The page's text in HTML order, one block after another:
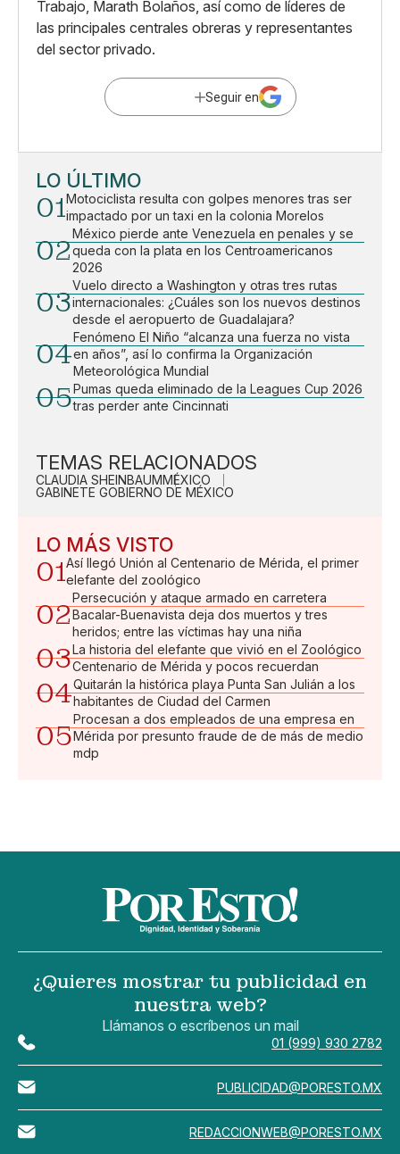
Trabajo, Marath Bolaños, así como de líderes de
las principales centrales obreras y representantes
del sector privado.
Seguir en
LO ÚLTIMO
01Motociclista resulta con golpes menores tras ser
impactado por un taxi en la colonia Morelos
02
México pierde ante Venezuela en penales y se
queda con la plata en los Centroamericanos
2026
03
Vuelo directo a Washington y otras tres rutas
internacionales: ¿Cuáles son los nuevos destinos
desde el aeropuerto de Guadalajara?
04
Fenómeno El Niño “alcanza una fuerza no vista
en años”, así lo confirma la Organización
Meteorológica Mundial
05Pumas queda eliminado de la Leagues Cup 2026
tras perder ante Cincinnati
TEMAS RELACIONADOS
CLAUDIA SHEINBAUMMÉXICO
GABINETE GOBIERNO DE MÉXICO
LO MÁS VISTO
01Así llegó Unión al Centenario de Mérida, el primer
elefante del zoológico
02
Persecución y ataque armado en carretera
Bacalar-Buenavista deja dos muertos y tres
heridos; entre las víctimas hay una niña
03La historia del elefante que vivió en el Zoológico
Centenario de Mérida y pocos recuerdan
04Quitarán la histórica playa Punta San Julián a los
habitantes de Ciudad del Carmen
05
Procesan a dos empleados de una empresa en
Mérida por presunto fraude de de más de medio
mdp
¿Quieres mostrar tu publicidad en
nuestra web?
Llámanos o escríbenos un mail
01 (999) 930 2782
PUBLICIDAD@PORESTO.MX
REDACCIONWEB@PORESTO.MX